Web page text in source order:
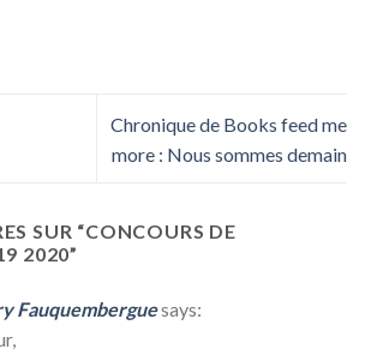
Chronique de Books feed me
more : Nous sommes demain
SUR “CONCOURS DE
2020”
Fauquemberguesays: